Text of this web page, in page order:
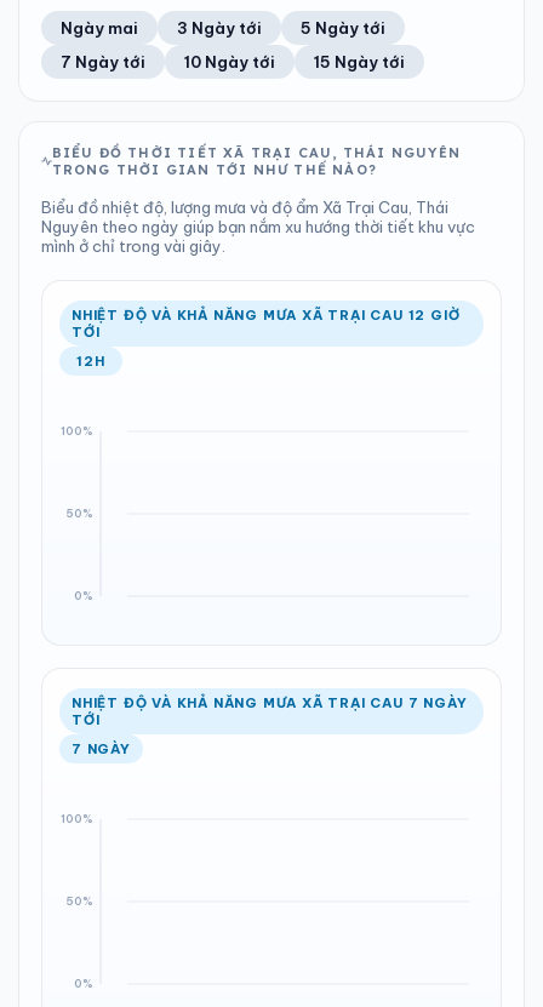
24°C 87%
Khả năng mưa
6.34 mm
Tổng cả ngày
999 hPa
Bình thường
12
Chỉ số UV
Tốt
Ước lượng
24°C
Ổn định
96%
Khả năng mưa
Trung bình ngày Tốc độ gió
TIA UV TẦM NHÌN
LƯỢNG MƯA
3.96 mm
Tổng cả ngày
ÁP SUẤT
998 hPa
Bình thường
Ổn định Khả năng mưa
Ngày mai 3 Ngày tới
5 Ngày tới
7 Ngày tới
10 Ngày tới 15 Ngày tới
BIỂU ĐỒ THỜI TIẾT XÃ TRẠI CAU, THÁI NGUYÊN
TRONG THỜI GIAN TỚI NHƯ THẾ NÀO?
Biểu đồ nhiệt độ, lượng mưa và độ ẩm Xã Trại Cau, Thái
Nguyên theo ngày giúp bạn nắm xu hướng thời tiết khu vực
mình ở chỉ trong vài giây.
NHIỆT ĐỘ VÀ KHẢ NĂNG MƯA XÃ TRẠI CAU 12 GIỜ
TỚI
12H
NHIỆT ĐỘ VÀ KHẢ NĂNG MƯA XÃ TRẠI CAU 7 NGÀY
TỚI
7 NGÀY